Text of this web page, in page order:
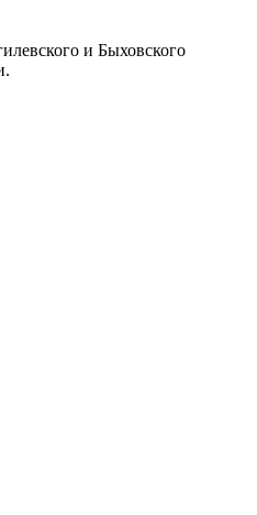
и Быховского